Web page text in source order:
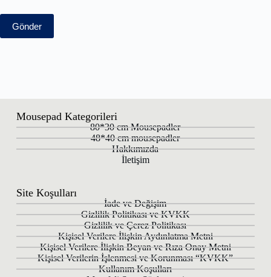
Gönder
Mousepad Kategorileri
80*30 cm Mousepadler
48*40 cm mousepadler
Hakkımızda
İletişim
Site Koşulları
İade ve Değişim
Gizlilik Politikası ve KVKK
Gizlilik ve Çerez Politikası
Kişisel Verilere İlişkin Aydınlatma Metni
Kişisel Verilere İlişkin Beyan ve Rıza Onay Metni
Kişisel Verilerin İşlenmesi ve Korunması “KVKK”
Kullanım Koşulları